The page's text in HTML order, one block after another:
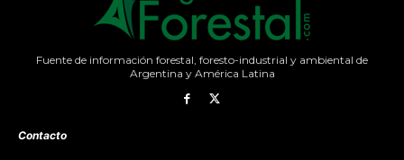
Fuente de información forestal, foresto-industrial y ambiental de
Argentina y América Latina
Contacto